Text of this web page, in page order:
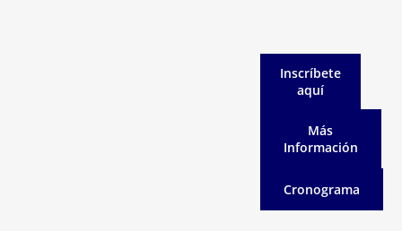
Inscríbete
aquí
Más
Información
Cronograma